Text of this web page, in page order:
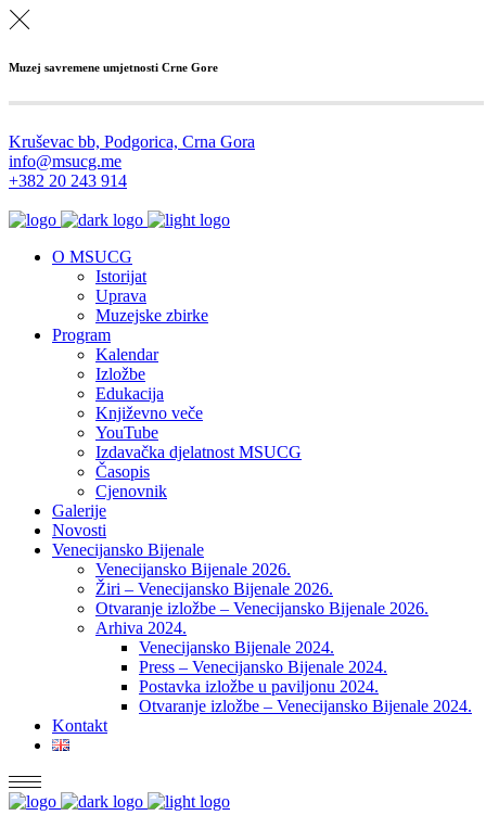
Muzej savremene umjetnosti Crne Gore
Kruševac bb, Podgorica, Crna Gora
info@msucg.me
+382 20 243 914
O MSUCG
Istorijat
Uprava
Muzejske zbirke
Program
Kalendar
Izložbe
Edukacija
Književno veče
YouTube
Izdavačka djelatnost MSUCG
Časopis
Cjenovnik
Galerije
Novosti
Venecijansko Bijenale
Venecijansko Bijenale 2026.
Žiri – Venecijansko Bijenale 2026.
Otvaranje izložbe – Venecijansko Bijenale 2026.
Arhiva 2024.
Venecijansko Bijenale 2024.
Press – Venecijansko Bijenale 2024.
Postavka izložbe u paviljonu 2024.
Otvaranje izložbe – Venecijansko Bijenale 2024.
Kontakt